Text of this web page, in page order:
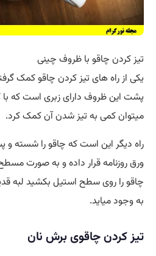
تیز کردن چاقو با ظروف چینی
یکی از راه های تیز کردن چاقو کمک
پشت این ظروف دارای زبری است که
میتوان کمی به تیز شدن آن کمک کرد.
راه دیگر این است که چاقو را شسته
ورق روزنامه قرار داده و به صورت
چاقو را روی سطح استیل بکشید لبه
به وجود میاید.
تیز کردن چاقوی برش نان